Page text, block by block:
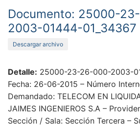
Documento: 25000-
2003-01444-01_34367
Descargar archivo
Detalle: 25000-23-26-000-2003-
Fecha: 26-06-2015 – Número
Demandado: TELECOM EN
JAIMES INGENIEROS S.A –
Sección / Sala: Sección Tercera –